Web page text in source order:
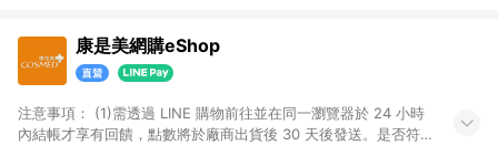
康是美網購eShop
注意事項：​ (1)需透過 LINE 購物前往並在同一瀏覽器於 24 小時
內結帳才享有回饋，點數將於廠商出貨後 30 天後發送。​是否符